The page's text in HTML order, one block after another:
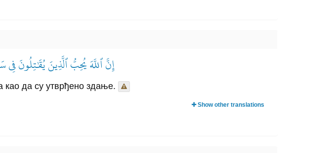
إِنَّ ٱللَّهَ يُحِبُّ ٱلَّذِينَ يُقَٰتِلُونَ
као да су утврђено здање.
Show other translations